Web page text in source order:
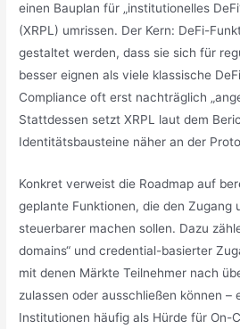
einen Bauplan für „institutionelles
(XRPL) umrissen. Der Kern: DeFi-
gestaltet werden, dass sie sich für
besser eignen als viele klassische
Compliance oft erst nachträglich
Stattdessen setzt XRPL laut dem
Identitätsbausteine näher an der
Konkret verweist die Roadmap auf
geplante Funktionen, die den Zugang
steuerbarer machen sollen. Dazu
domains“ und credential-basierter
mit denen Märkte Teilnehmer nach
zulassen oder ausschließen können –
Institutionen häufig als Hürde für On-